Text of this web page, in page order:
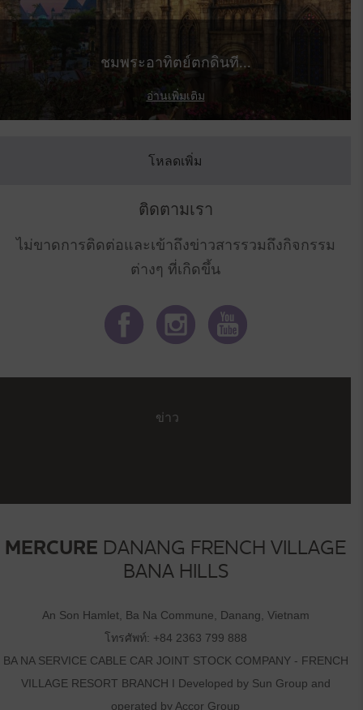
ชมพระอาทิตย์ตกดินที...
อ่านเพิ่มเติม
โหลดเพิ่ม
ติดตามเรา
ไม่ขาดการติดต่อและเข้าถึงข่าวสารรวมถึงกิจกรรม
ต่างๆ ที่เกิดขึ้น
ข่าว
MERCURE DANANG FRENCH VILLAGE
BANA HILLS
An Son Hamlet, Ba Na Commune, Danang, Vietnam
โทรศัพท์: +84 2363 799 888
BA NA SERVICE CABLE CAR JOINT STOCK COMPANY - FRENCH
VILLAGE RESORT BRANCH I Developed by Sun Group and
operated by Accor Group